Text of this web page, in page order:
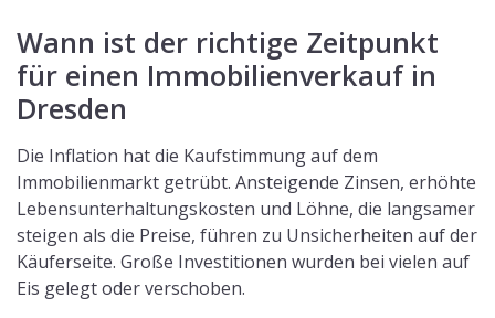
Wann ist der richtige Zeitpunkt
für einen Immobilienverkauf in
Dresden
Die Inflation hat die Kaufstimmung auf dem
Immobilienmarkt getrübt. Ansteigende Zinsen, erhöhte
Lebensunterhaltungskosten und Löhne, die langsamer
steigen als die Preise, führen zu Unsicherheiten auf der
Käuferseite. Große Investitionen wurden bei vielen auf
Eis gelegt oder verschoben.